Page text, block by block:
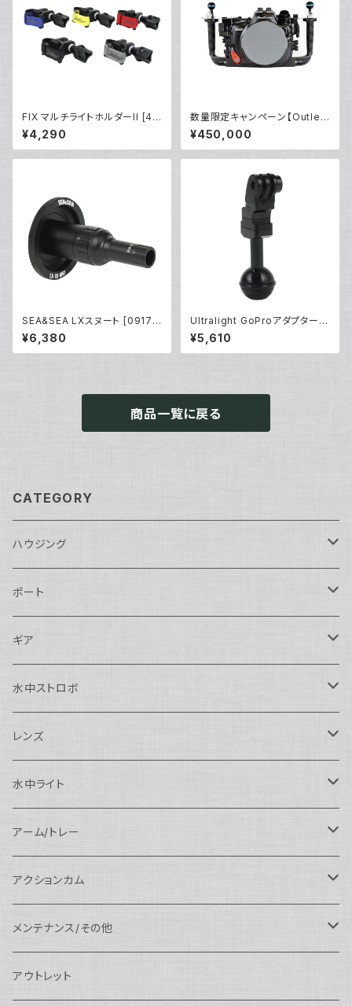
FIX マルチライトホルダーII [40
230]
¥4,290
数量限定キャンペーン【Outlet/
展示使用品】Nauticam R5ハウ
ジング バキュームバルブ付き
¥450,000
SEA&SEA LXスヌート [0917
2]
¥6,380
Ultralight GoProアダプター
[40176]
¥5,610
商品一覧に戻る
CATEGORY
ハウジング
Nikon用
Nauticam
SEA&SEA
Canon用
Nauticam
SEA&SEA
Sony用
Nautciam
SEA&SEA
OM SYSTEM用
Nauticam
AOI
Panasonic用
Nauticam
FUJIFILM用
Nauticam
Nauticam
Nikon用
Canon用
SEA&SEA
Sony用
AOI
ポート
Nauticam
N120ドームポート
N120マクロポート
N100エクステンションリング
N100マウントコンバーター
SEA&SEA
ドームポート
マクロポート
AOI
ドームポート
フラットポート
FIX
アクセサリー
Athena
ドームポート
ギア
AOI
OM SYSTEM用
Nauticam
SEA&SEA
水中ストロボ
SEA&SEA
アクセサリー
AOI
アクセサリー
アクセサリー
weefine
アクセサリー
レンズ
マクロコンバージョンレンズ
Nauticam
AOI
ワイドコンバージョンレンズ
Nauticam
AOI
ワイドアングルコンバージョンポート
Nauticam
レンズオプション
AOI
水中ライト
大光量 3000ルーメン以上
リングライト
FIX
オプション
weefine
アーム/トレー
アーム
SEA&SEA
Nauticam
フロートアーム
Nauticam
クランプ
アクションカム
レンズ
AOI
グリップ/トレー/アーム
メンテナンス/その他
SEA&SEA
アウトレット